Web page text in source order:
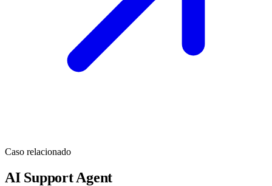
Caso relacionado
AI Support Agent